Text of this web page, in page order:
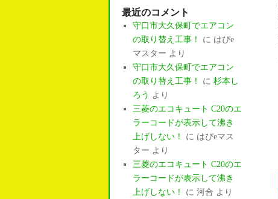
カ
イ
最近のコメント
守口市大久保町でエアコン
の取り替え工事！
に はぴe
マスター より
守口市大久保町でエアコン
の取り替え工事！
に杉本し
ろう より
三菱のエコキュート C20のエ
ラーコードが表示して沸き
上げしない！
に はぴeマス
ター より
三菱のエコキュート C20のエ
ラーコードが表示して沸き
上げしない！
に河合 より